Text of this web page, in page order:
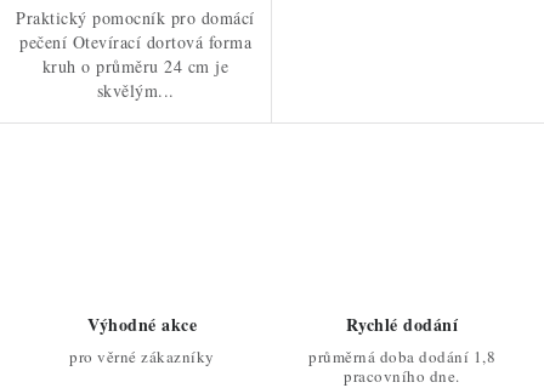
Praktický pomocník pro domácí
pečení Otevírací dortová forma
kruh o průměru 24 cm je
skvělým...
Výhodné akce
pro věrné zákazníky
Rychlé dodání
průměrná doba dodání 1,8
pracovního dne.